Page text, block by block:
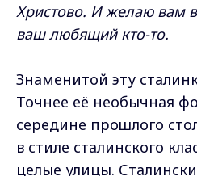
Христово. И желаю вам
ваш любящий кто-то.
Знаменитой эту
Точнее её необычная
середине прошлого
в стиле сталинского
целые улицы.